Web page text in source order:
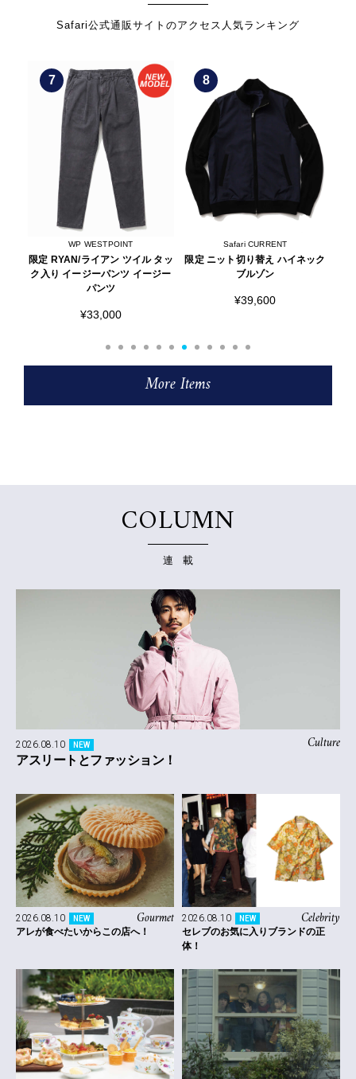
Safari公式通販サイトのアクセス人気ランキング
8
Safari CURRENT
限定 ニット切り替え ハイネック
ブルゾン
9
ALOHA SUNDAY
ネオプレン トートバッグ
More Items
COLUMN
連 載
Culture
2026.08.10 NEW
アスリートとファッション！
Gourmet
2026.08.10 NEW
アレが食べたいからこの店へ！
Celebrity
2026.08.10 NEW
セレブのお気に入りブランドの正
体！